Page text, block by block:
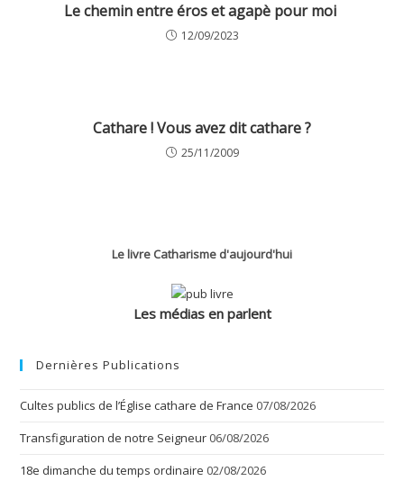
Le chemin entre éros et agapè pour moi
12/09/2023
Cathare ! Vous avez dit cathare ?
25/11/2009
Le livre Catharisme d'aujourd'hui
Les médias en parlent
Dernières Publications
Cultes publics de l’Église cathare de France 07/08/2026
Transfiguration de notre Seigneur 06/08/2026
18e dimanche du temps ordinaire 02/08/2026